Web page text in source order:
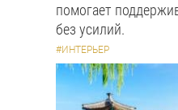
помогает
без усилий.
#ИНТЕРЬЕР